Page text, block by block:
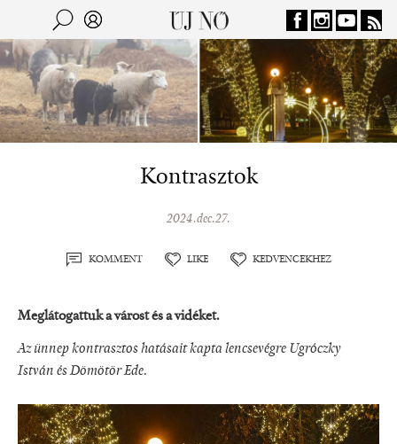
Jump to navigation
Kereső
Kontrasztok
2024.dec.27.
KOMMENT LIKE KEDVENCEKHEZ
Meglátogattuk a várost és a vidéket.
Az ünnep kontrasztos hatásait kapta lencsevégre Ugróczky
István és Dömötör Ede.